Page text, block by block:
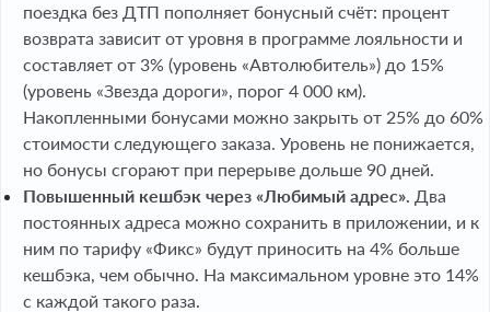
поездка без ДТП пополняет бонусный счёт: процент
возврата зависит от уровня в программе лояльности и
составляет от 3% (уровень «Автолюбитель») до 15%
(уровень «Звезда дороги», порог 4 000 км).
Накопленными бонусами можно закрыть от 25% до 60%
стоимости следующего заказа. Уровень не понижается,
но бонусы сгорают при перерыве дольше 90 дней.
Повышенный кешбэк через «Любимый адрес». Два
постоянных адреса можно сохранить в приложении, и к
ним по тарифу «Фикс» будут приносить на 4% больше
кешбэка, чем обычно. На максимальном уровне это 14%
с каждой такого раза.